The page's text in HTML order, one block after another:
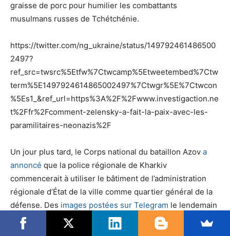
graisse de porc pour humilier les combattants
musulmans russes de Tchétchénie.
https://twitter.com/ng_ukraine/status/149792461486500
2497?
ref_src=twsrc%5Etfw%7Ctwcamp%5Etweetembed%7Ctw
term%5E1497924614865002497%7Ctwgr%5E%7Ctwcon
%5Es1_&ref_url=https%3A%2F%2Fwww.investigaction.ne
t%2Ffr%2Fcomment-zelensky-a-fait-la-paix-avec-les-
paramilitaires-neonazis%2F
Un jour plus tard, le Corps national du bataillon Azov a
annoncé que la police régionale de Kharkiv
commencerait à utiliser le bâtiment de l’administration
régionale d’État de la ville comme quartier général de la
défense. Des images postées sur Telegram le lendemain
montrent le bâtiment occupé par Azov touché par une
frappe aérienne russe.